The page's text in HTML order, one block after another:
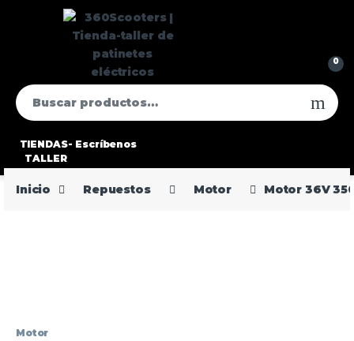
0
TIENDAS-
TALLER
Escríbenos
Inicio Repuestos Motor Motor 36V
Motor